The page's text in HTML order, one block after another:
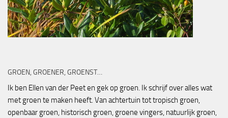
GROEN, GROENER, GROENST…
Ik ben Ellen van der Peet en gek op groen. Ik schrijf over alles wat
met groen te maken heeft. Van achtertuin tot tropisch groen,
openbaar groen, historisch groen, groene vingers, natuurlijk groen,